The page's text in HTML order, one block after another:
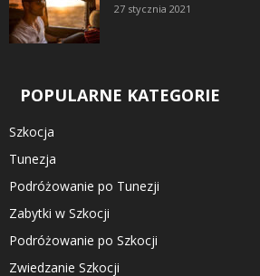
27 stycznia 2021
POPULARNE KATEGORIE
Szkocja
Tunezja
Podróżowanie po Tunezji
Zabytki w Szkocji
Podróżowanie po Szkocji
Zwiedzanie Szkocji